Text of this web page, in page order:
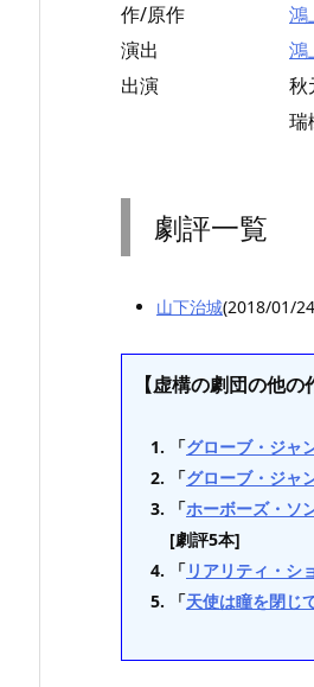
作/原作
鴻
演出
鴻
出演
秋
瑞
劇評一覧
山下治城(2018/01/
【虚構の劇団の他
「グローブ・ジャ
「グローブ・ジャ
「ホーボーズ・ソ
[劇評5本]
「リアリティ・シ
「天使は瞳を閉じ